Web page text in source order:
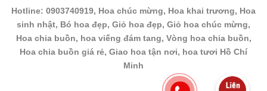
Hotline: 0903740919, Hoa chúc mừng, Hoa khai trương, Hoa
sinh nhật, Bó hoa đẹp, Giỏ hoa đẹp, Giỏ hoa chúc mừng,
Hoa chia buồn, hoa viếng đám tang, Vòng hoa chia buồn,
Hoa chia buồn giá rẻ, Giao hoa tận nơi, hoa tươi Hồ Chí
Minh